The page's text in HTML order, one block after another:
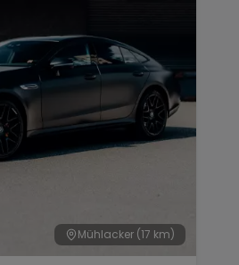
Mühlacker (17 km)